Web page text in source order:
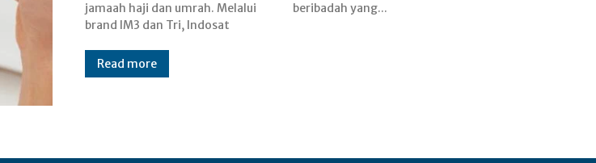
jamaah haji dan umrah. Melalui
brand IM3 dan Tri, Indosat
beribadah yang...
Read more